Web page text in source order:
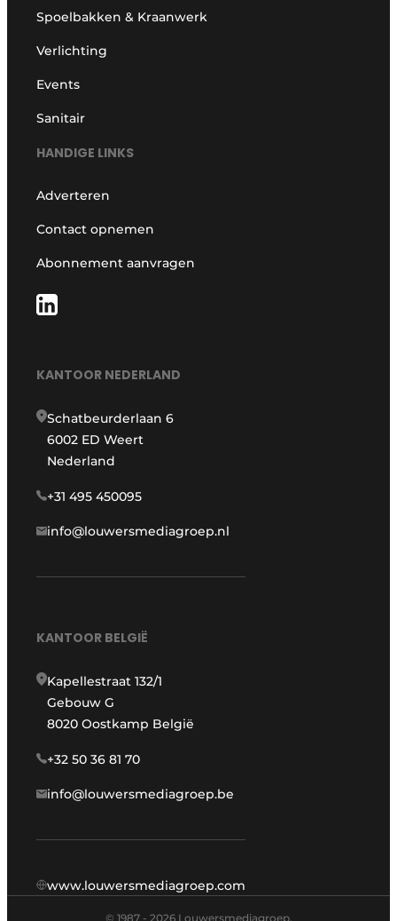
Spoelbakken & Kraanwerk
Verlichting
Events
Sanitair
HANDIGE LINKS
Adverteren
Contact opnemen
Abonnement aanvragen
KANTOOR NEDERLAND
Schatbeurderlaan 6
6002 ED Weert
Nederland
+31 495 450095
info@louwersmediagroep.nl
KANTOOR BELGIË
Kapellestraat 132/1
Gebouw G
8020 Oostkamp België
+32 50 36 81 70
info@louwersmediagroep.be
www.louwersmediagroep.com
© 1987 - 2026 Louwersmediagroep.